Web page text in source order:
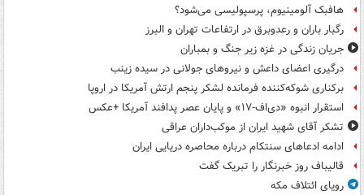
هافبک آلومینیوم، پرسپولیسی می‌شود؟
رگبار باران و رعدوبرق در ارتفاعات تهران و البرز
جریان زندگی در غزه زیر جنگ و بمباران
درگیری اعضای داعش و نیروهای جولانی در سیده زینب
برکناری شوکه‌کننده فرمانده لشکر پنجم ارتش آمریکا در اروپا
استقرار انبوه «دی‌اف‑۱۷» و پایان عصر پدافند آمریکا +عکس
تشکر آقای شهید ایران از موکب‌داران عراقی
ادامه ادعاهای سنتکام درباره محاصره دریایی ایران
قالیباف روز خبرنگار را تبریک گفت
رویای ائتلاف مکه